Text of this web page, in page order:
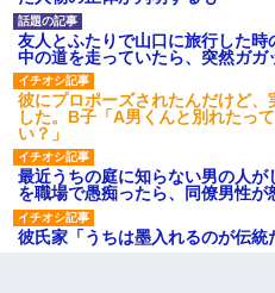
友人とふたりで山口に旅行した
中の道を走っていたら、突然ガ
彼にプロポーズされたんだけど
した。B子「A男くんと別れたっ
い？」
最近うちの庭に知らない男の人
を職場で愚痴ったら、同僚男性が
彼氏家「うちは墨入れるのが伝